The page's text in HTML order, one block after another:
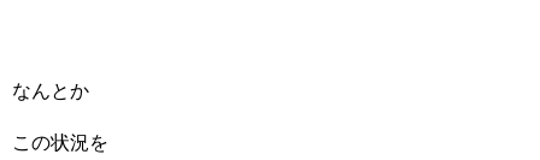
なんとか
この状況を